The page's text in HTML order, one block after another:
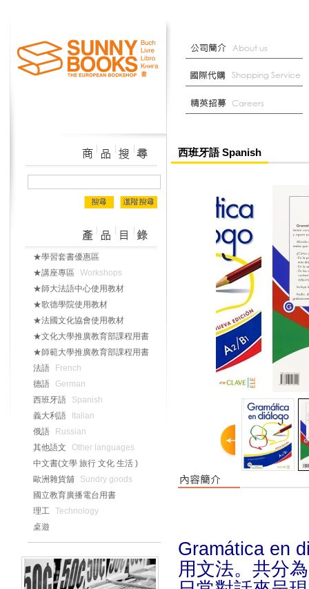
★學習套書優惠區
★講座專區
Workshops
★師大法語中心使用教材
★歌德學院使用教材
★法國文化協會使用教材
★文化大學推廣教育部課程用書
★師範大學推廣教育部課程用書
法語
French
德語
German
西班牙語
Spanish
義大利語
Italian
俄語
Russian
其他語文
Other languages
中文書(文學 旅行 文化 生活 )
歐洲雜貨舖
Sundry goods
國立教育廣播電台用書
理工 Technology
桌遊
西班牙語 Spanish
Gramática en
用文法。 共分為